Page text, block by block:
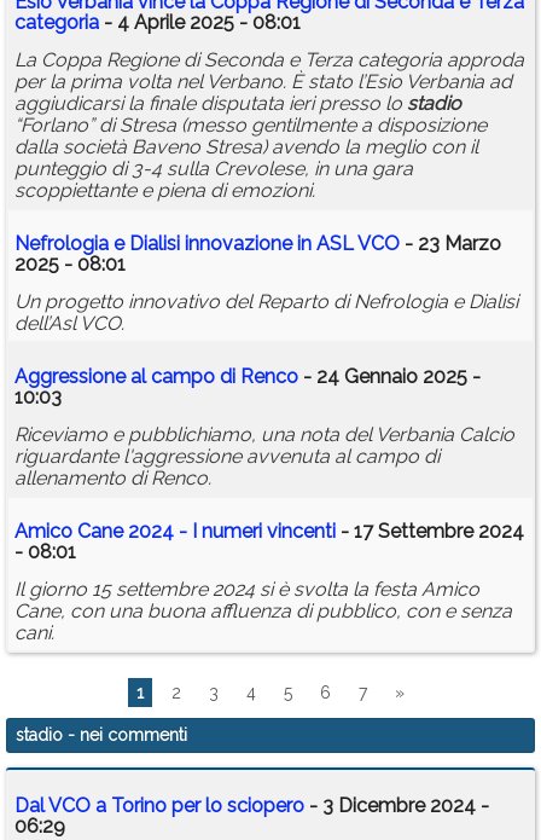
categoria - 4 Aprile 2025 - 08:01
La Coppa Regione di Seconda e Terza categoria approda
per la prima volta nel Verbano. È stato l’Esio Verbania ad
aggiudicarsi la finale disputata ieri presso lo stadio
“Forlano” di Stresa (messo gentilmente a disposizione
dalla società Baveno Stresa) avendo la meglio con il
punteggio di 3-4 sulla Crevolese, in una gara
scoppiettante e piena di emozioni.
Nefrologia e Dialisi innovazione in ASL VCO - 23 Marzo
2025 - 08:01
Un progetto innovativo del Reparto di Nefrologia e Dialisi
dell’Asl VCO.
Aggressione al campo di Renco - 24 Gennaio 2025 -
10:03
Riceviamo e pubblichiamo, una nota del Verbania Calcio
riguardante l'aggressione avvenuta al campo di
allenamento di Renco.
Amico Cane 2024 - I numeri vincenti - 17 Settembre 2024
- 08:01
Il giorno 15 settembre 2024 si è svolta la festa Amico
Cane, con una buona affluenza di pubblico, con e senza
cani.
1 2 3 4 5 6 7 »
stadio - nei commenti
Dal VCO a Torino per lo sciopero - 3 Dicembre 2024 -
06:29